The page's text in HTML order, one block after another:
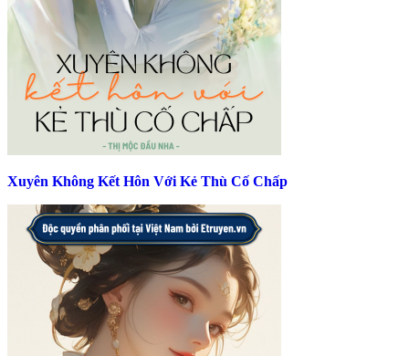
Xuyên Không Kết Hôn Với Kẻ Thù Cố Chấp